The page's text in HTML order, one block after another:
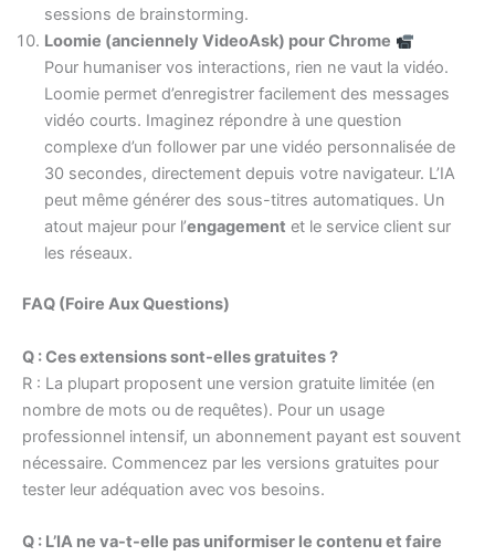
sessions de brainstorming.
Loomie (anciennely VideoAsk) pour Chrome
Pour humaniser vos interactions, rien ne vaut la vidéo.
Loomie permet d’enregistrer facilement des messages
vidéo courts. Imaginez répondre à une question
complexe d’un follower par une vidéo personnalisée de
30 secondes, directement depuis votre navigateur. L’IA
peut même générer des sous-titres automatiques. Un
atout majeur pour l’engagement et le service client sur
les réseaux.
FAQ (Foire Aux Questions)
Q : Ces extensions sont-elles gratuites ?
R : La plupart proposent une version gratuite limitée (en
nombre de mots ou de requêtes). Pour un usage
professionnel intensif, un abonnement payant est souvent
nécessaire. Commencez par les versions gratuites pour
tester leur adéquation avec vos besoins.
Q : L’IA ne va-t-elle pas uniformiser le contenu et faire